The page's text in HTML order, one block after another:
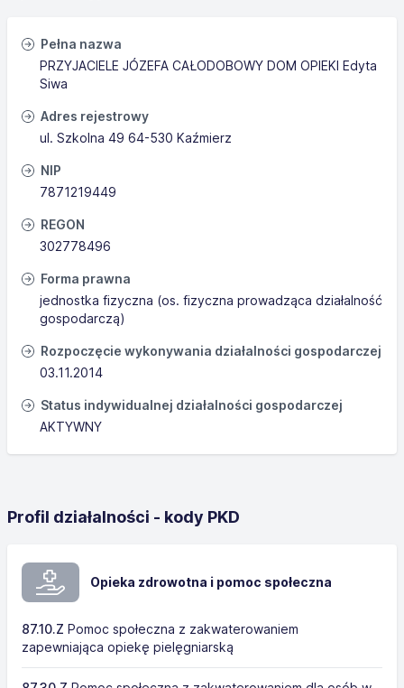
Pełna nazwa
PRZYJACIELE JÓZEFA CAŁODOBOWY DOM OPIEKI Edyta
Siwa
Adres rejestrowy
ul. Szkolna 49 64-530 Kaźmierz
NIP
7871219449
REGON
302778496
Forma prawna
jednostka fizyczna (os. fizyczna prowadząca działalność
gospodarczą)
Rozpoczęcie wykonywania działalności gospodarczej
03.11.2014
Status indywidualnej działalności gospodarczej
AKTYWNY
Profil działalności - kody PKD
Opieka zdrowotna i pomoc społeczna
87.10.Z Pomoc społeczna z zakwaterowaniem
zapewniająca opiekę pielęgniarską